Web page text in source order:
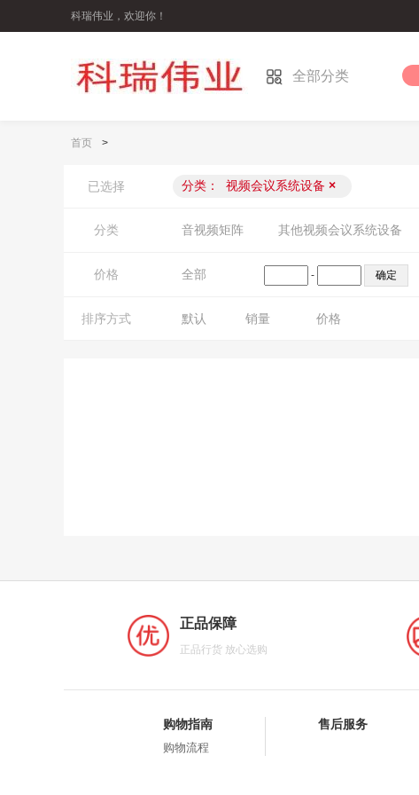
科瑞伟业，欢迎你！
全部分类
首页 >
已选择 分类： 视频会议系统设备 ×
分类 音视频矩阵 其他视频会议系统设备
价格 全部 -
排序方式 默认 销量 价格
正品保障
正品行货 放心选购
购物指南
购物流程
售后服务